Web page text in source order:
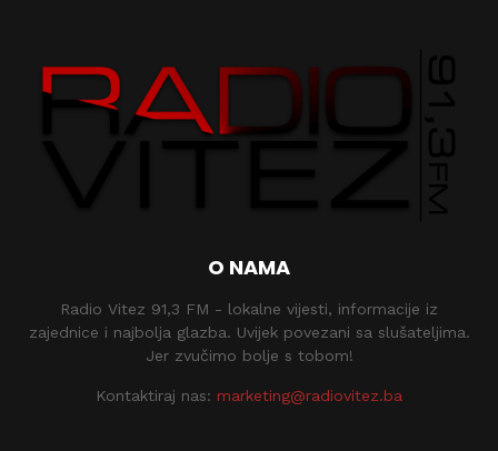
O NAMA
Radio Vitez 91,3 FM - lokalne vijesti, informacije iz
zajednice i najbolja glazba. Uvijek povezani sa slušateljima.
Jer zvučimo bolje s tobom!
Kontaktiraj nas: marketing@radiovitez.ba